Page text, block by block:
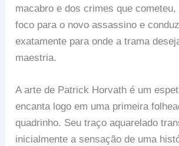
macabro e dos crimes que cometeu,
foco para o novo assassino e
exatamente para onde a trama
maestria.
A arte de Patrick Horvath é um
encanta logo em uma primeira
quadrinho. Seu traço aquarelado
inicialmente a sensação de uma